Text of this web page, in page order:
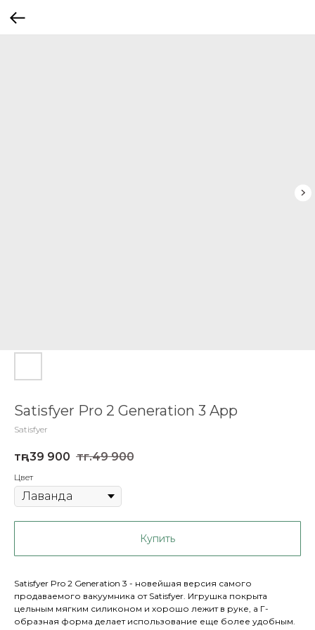
Satisfyer Pro 2 Generation 3 App
Satisfyer
тңг.39 900 тңг.49 900
Цвет
Купить
Satisfyer Pro 2 Generation 3 - новейшая версия самого
продаваемого вакуумника от Satisfyer. Игрушка покрыта
цельным мягким силиконом и хорошо лежит в руке, а Г-
образная форма делает использование еще более удобным.